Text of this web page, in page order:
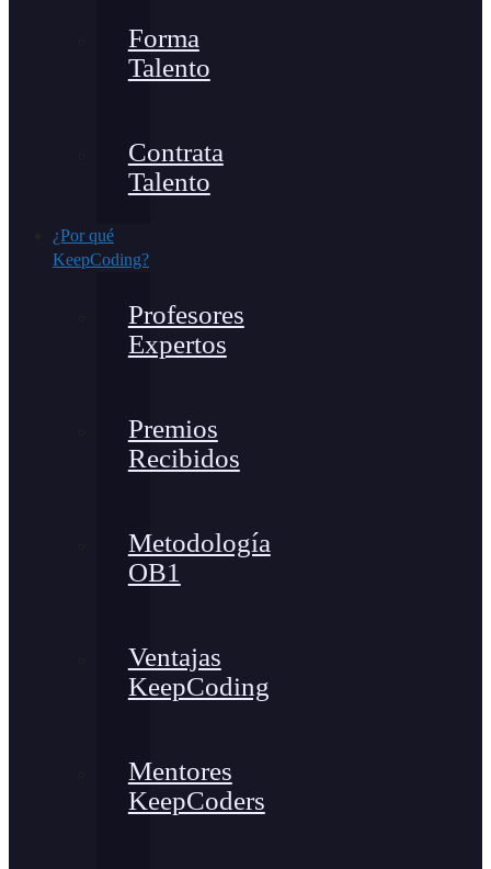
Forma
Talento
Contrata
Talento
¿Por qué
KeepCoding?
Profesores
Expertos
Premios
Recibidos
Metodología
OB1
Ventajas
KeepCoding
Mentores
KeepCoders